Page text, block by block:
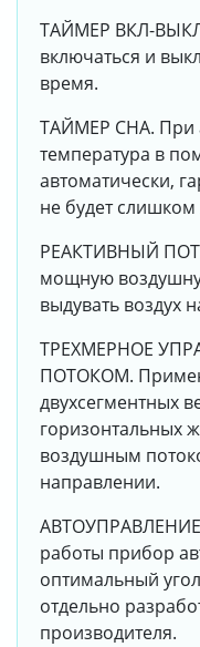
ТАЙМЕР ВКЛ-
включаться и
время.
ТАЙМЕР СНА. При
температура в
автоматически,
не будет
РЕАКТИВНЫЙ
мощную
выдувать воздух
ТРЕХМЕРНОЕ
ПОТОКОМ.
двухсегментных
горизонтальных
воздушным
направлении.
работы прибор
оптимальный
отдельно
производителя.